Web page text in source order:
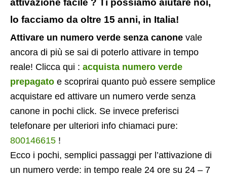
attivazione facile ? Ti possiamo aiutare noi,
lo facciamo da oltre 15 anni, in Italia!
Attivare un numero verde senza canone vale
ancora di più se sai di poterlo attivare in tempo
reale! Clicca qui : acquista numero verde
prepagato e scoprirai quanto può essere semplice
acquistare ed attivare un numero verde senza
canone in pochi click. Se invece preferisci
telefonare per ulteriori info chiamaci pure:
800146615 !
Ecco i pochi, semplici passaggi per l’attivazione di
un numero verde: in tempo reale 24 ore su 24 – 7